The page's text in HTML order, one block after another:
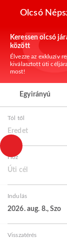
Olcsó
Keressen olcsó
között
Élvezze az exkluzív
kiválasztott úti
most!
Egyirányú
Tól től
Eredet
Hoz
Úti cél
Indulás
2026. aug. 8., Szo
Visszatérés